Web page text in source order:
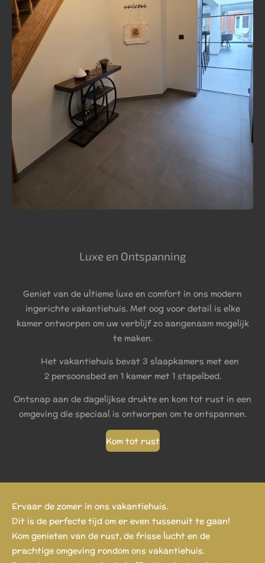
Luxe en Ontspanning
Geniet van de ultieme luxe en comfort in ons modern
ingerichte vakantiehuis. Met oog voor detail is elke
kamer ontworpen om uw verblijf zo aangenaam mogelijk
te maken.
Het vakantiehuis bevat 3 slaapkamers met een
2 persoonsbed en 1 kamer met 1 stapelbed.
Ontsnap aan de dagelijkse drukte en kom tot rust in een
omgeving die speciaal is ontworpen om te ontspannen.
Kom tot rust
Ervaar de zomer in ons vakantiehuis.
Dit is de perfecte tijd om er even tussenuit te gaan!
Kom genieten van de rust, de frisse lucht en de
prachtige omgeving rondom ons vakantiehuis.